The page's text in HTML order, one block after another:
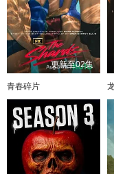
更新至02集
青春碎片